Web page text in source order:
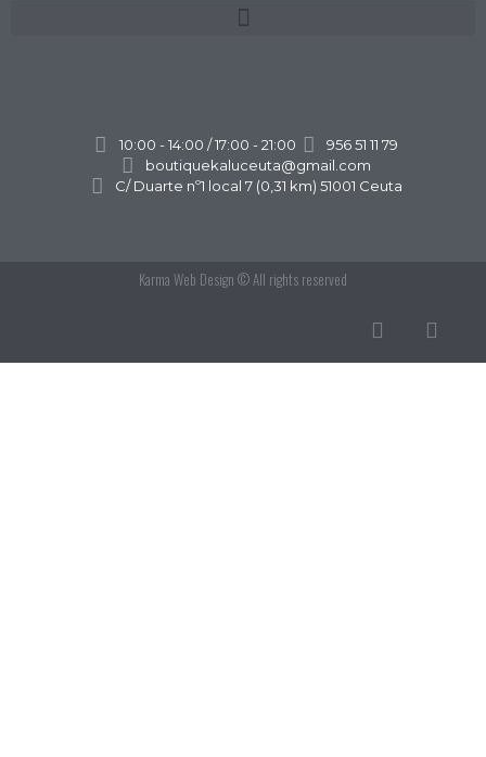
10:00 - 14:00 / 17:00 - 21:00
956 51 11 79
boutiquekaluceuta@gmail.com
C/ Duarte nº1 local 7 (0,31 km) 51001 Ceuta
Karma Web Design © All rights reserved